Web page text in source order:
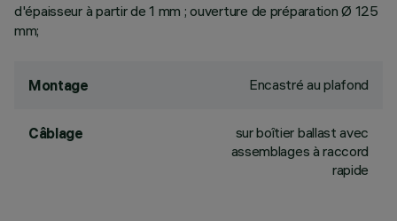
d'épaisseur à partir de 1 mm ; ouverture de préparation Ø 125
mm;
Montage Encastré au plafond
Câblage
sur boîtier ballast avec
assemblages à raccord
rapide